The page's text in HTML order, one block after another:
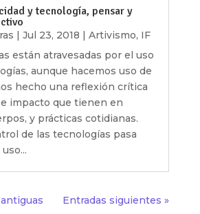
y tecnología, pensar y
| Jul 23, 2018 | Artivismo, IF
están atravesadas por el uso
aunque hacemos uso de
hecho una reflexión crítica
impacto que tienen en
y prácticas cotidianas.
de las tecnologías pasa
Entradas siguientes »